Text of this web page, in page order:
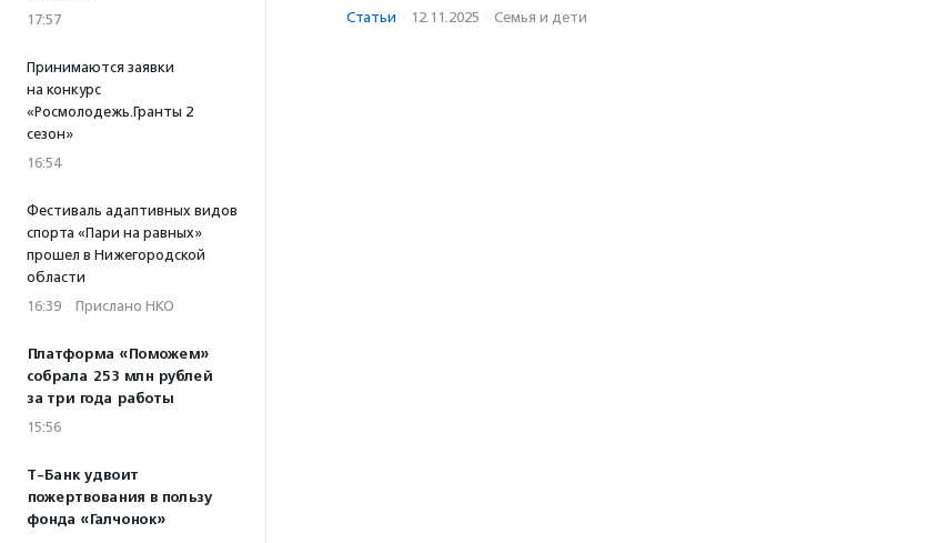
17:57
Принимаются заявки
на конкурс
«Росмолодежь.Гранты 2
сезон»
16:54
Фестиваль адаптивных видов
спорта «Пари на равных»
прошел в Нижегородской
области
16:39 · Прислано НКО
Платформа «Поможем»
собрала 253 млн рублей
за три года работы
15:56
Т-Банк удвоит
пожертвования в пользу
фонда «Галчонок»
Статьи · 12.11.2025 · Семья и дети